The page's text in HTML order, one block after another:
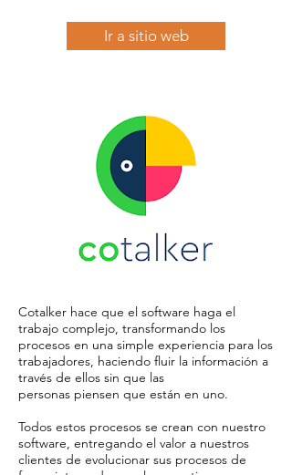
Ir a sitio web
Cotalker hace que el software haga el
trabajo complejo, transformando los
procesos en una simple experiencia para los
trabajadores, haciendo fluir la información a
través de ellos sin que las
personas piensen que están en uno.
Todos estos procesos se crean con nuestro
software, entregando el valor a nuestros
clientes de evolucionar sus procesos de